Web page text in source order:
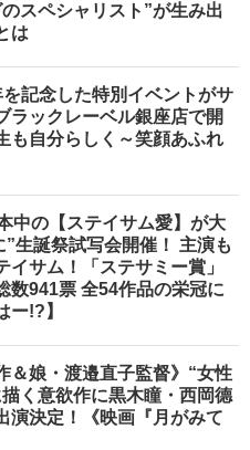
スペシャリスト”が生み出
は
記念した特別イベントがサ
ラックレーベル銀座店で開
自分らしく～笑顔あふれ
中の【ステイサム愛】が大
”生誕祭試写会開催！ 主演も
イサム！「ステサミー賞」
数941票 全54作品の栄冠に
ー!?】
＆娘・渡邉直子監督》“女性
く意欲作に黒木瞳・西岡德
演決定！《映画『月がみて